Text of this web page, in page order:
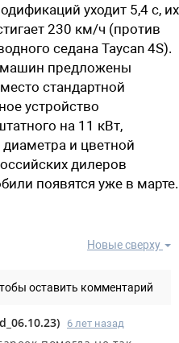
уходит 5,4 с, их
230 км/ч (против
седана Taycan 4S).
машин предложены
стандартной
устройство
на 11 кВт,
и цветной
дилеров
появятся уже в марте.
Новые сверху
оставить комментарий
) 6 лет назад